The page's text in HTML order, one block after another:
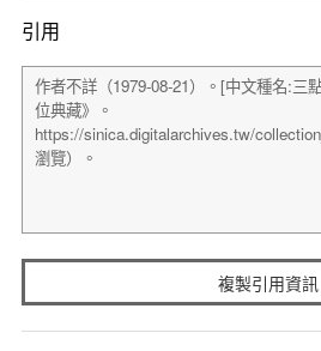
引用
複製引用資訊